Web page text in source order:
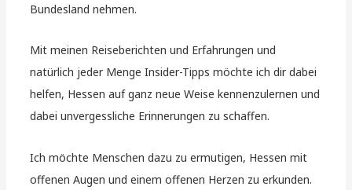
Bundesland nehmen.
Mit meinen Reiseberichten und Erfahrungen und
natürlich jeder Menge Insider-Tipps möchte ich dir dabei
helfen, Hessen auf ganz neue Weise kennenzulernen und
dabei unvergessliche Erinnerungen zu schaffen.
Ich möchte Menschen dazu zu ermutigen, Hessen mit
offenen Augen und einem offenen Herzen zu erkunden.